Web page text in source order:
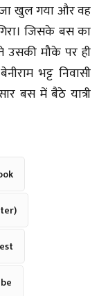
खुल गया और वह
जिसके बस का
मौके पर ही
भट्ट निवासी
बस में बैठे यात्री